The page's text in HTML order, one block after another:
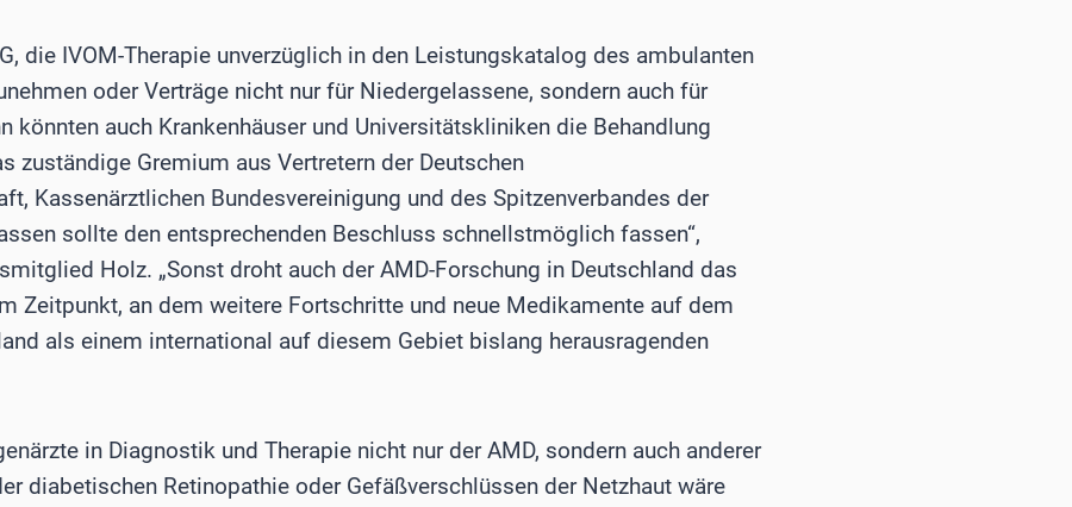
die IVOM-Therapie unverzüglich in den Leistungskatalog des ambulanten
oder Verträge nicht nur für Niedergelassene, sondern auch für
könnten auch Krankenhäuser und Universitätskliniken die Behandlung
zuständige Gremium aus Vertretern der Deutschen
Kassenärztlichen Bundesvereinigung und des Spitzenverbandes der
sollte den entsprechenden Beschluss schnellstmöglich fassen“,
Holz. „Sonst droht auch der AMD-Forschung in Deutschland das
Zeitpunkt, an dem weitere Fortschritte und neue Medikamente auf dem
als einem international auf diesem Gebiet bislang herausragenden
in Diagnostik und Therapie nicht nur der AMD, sondern auch anderer
diabetischen Retinopathie oder Gefäßverschlüssen der Netzhaut wäre